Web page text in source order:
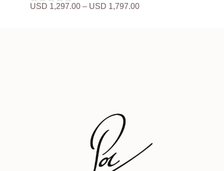
hasta
0
USD 1,297.00 – USD 1,797.00Rango